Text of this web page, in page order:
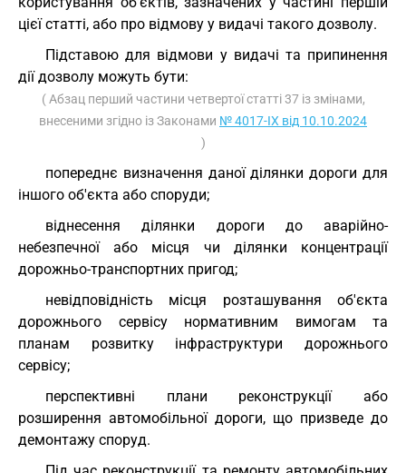
цієї статті, або про відмову у видачі такого дозволу.
Підставою для відмови у видачі та припинення
дії дозволу можуть бути:
( Абзац перший частини четвертої статті 37 із змінами,
внесеними згідно із Законами № 4017-IX від 10.10.2024
)
попереднє визначення даної ділянки дороги для
іншого об'єкта або споруди;
віднесення ділянки дороги до аварійно-
небезпечної або місця чи ділянки концентрації
дорожньо-транспортних пригод;
невідповідність місця розташування об'єкта
дорожнього сервісу нормативним вимогам та
планам розвитку інфраструктури дорожнього
сервісу;
перспективні плани реконструкції або
розширення автомобільної дороги, що призведе до
демонтажу споруд.